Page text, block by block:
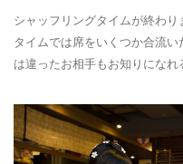
シャッフリングタイムが終わ
タイムでは席をいくつか合流
は違ったお相手もお知りになれ